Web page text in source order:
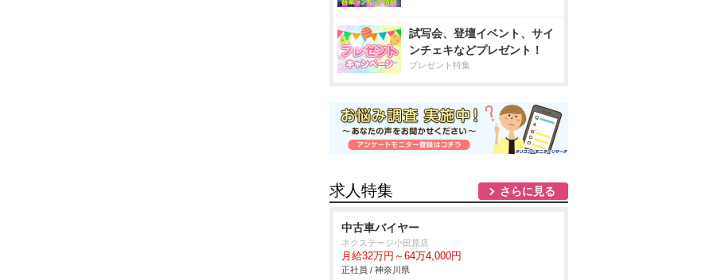
試写会、登壇イベント、サイ
ンチェキなどプレゼント！
プレゼント特集
求人特集 さらに見る
中古車バイヤー
ネクステージ小田原店
月給32万円～64万4,000円
正社員 / 神奈川県